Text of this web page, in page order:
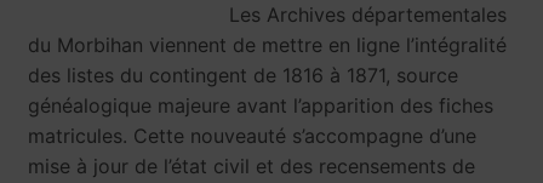
Les Archives départementales
du Morbihan viennent de mettre en ligne l’intégralité
des listes du contingent de 1816 à 1871, source
généalogique majeure avant l’apparition des fiches
matricules. Cette nouveauté s’accompagne d’une
mise à jour de l’état civil et des recensements de